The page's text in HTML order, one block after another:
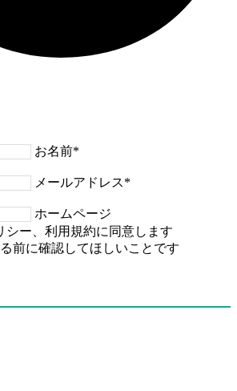
お名前*
メールアドレス*
ホームページ
シー
利用規約に同意します
前に確認してほしいことです